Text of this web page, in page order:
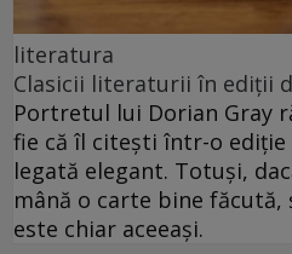
literatura
Clasicii literaturii în ediții
Portretul lui Dorian Gray
fie că îl citești într-o
legată elegant. Totuși,
mână o carte bine făcută,
este chiar aceeași.